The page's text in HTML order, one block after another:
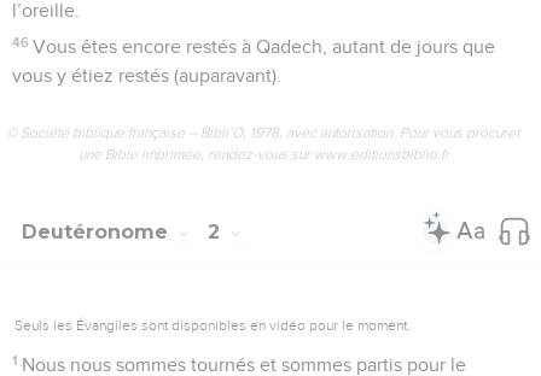
l’oreille.
46 Vous êtes encore restés à Qadech, autant de jours que
vous y étiez restés (auparavant).
© Société biblique française – Bibli’O, 1978, avec autorisation. Pour vous procurer
une Bible imprimée, rendez-vous sur www.editionsbiblio.fr
Deutéronome 2
Seuls les Évangiles sont disponibles en vidéo pour le moment.
1 Nous nous sommes tournés et sommes partis pour le